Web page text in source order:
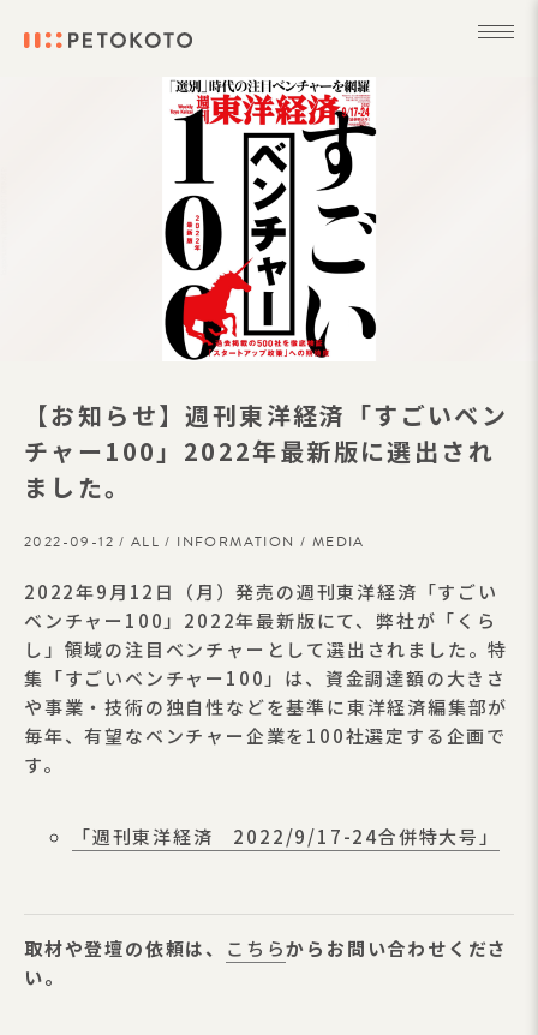
【お知らせ】週刊東洋経済「すごいベン
チャー100」2022年最新版に選出され
ました。
2022-09-12 / ALL / INFORMATION / MEDIA
2022年9月12日（月）発売の週刊東洋経済「すごい
ベンチャー100」2022年最新版にて、弊社が「くら
し」領域の注目ベンチャーとして選出されました。特
集「すごいベンチャー100」は、資金調達額の大きさ
や事業・技術の独自性などを基準に東洋経済編集部が
毎年、有望なベンチャー企業を100社選定する企画で
す。
「週刊東洋経済 2022/9/17-24合併特大号」
取材や登壇の依頼は、 こちらからお問い合わせくださ
い。